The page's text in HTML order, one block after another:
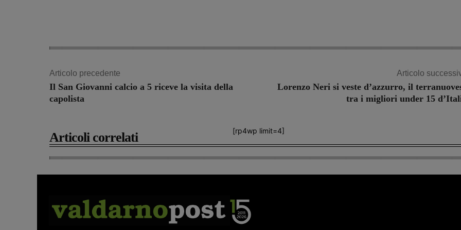
Articolo precedente
Il San Giovanni calcio a 5 riceve la visita della
capolista
Articolo
Lorenzo Neri si veste d’azzurro, il
tra i migliori under 15
[rp4wp limit=4]
Articoli correlati